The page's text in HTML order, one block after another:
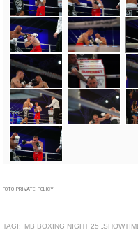
FOTO_PRIVATE_POLICY
TAGI: MB BOXING NIGHT 25